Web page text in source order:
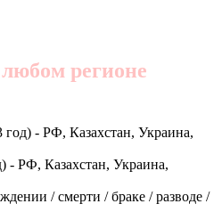
регионе
- РФ, Казахстан, Украина,
- РФ, Казахстан, Украина,
/ смерти / браке / разводе /